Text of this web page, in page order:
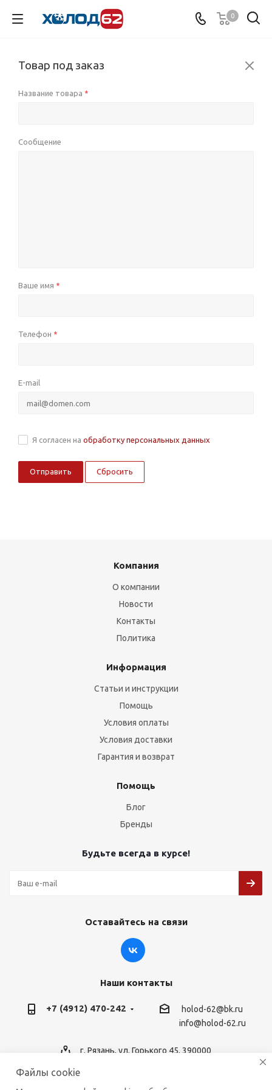
0
Товар под заказ
Название товара *
Сообщение
Ваше имя *
Телефон *
E-mail
Я согласен на обработку персональных данных
Сбросить
Компания
О компании
Новости
Контакты
Политика
Информация
Статьи и инструкции
Помощь
Условия оплаты
Условия доставки
Гарантия и возврат
Помощь
Блог
Бренды
Будьте всегда в курсе!
Оставайтесь на связи
Наши контакты
+7 (4912) 470-242
holod-62@bk.ru
info@holod-62.ru
г. Рязань, ул. Горького 45, 390000
Файлы cookie